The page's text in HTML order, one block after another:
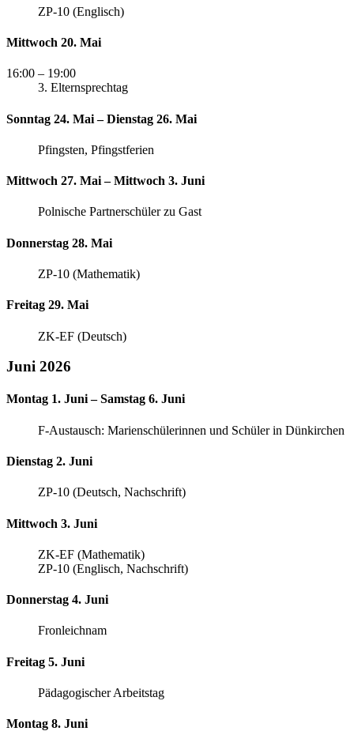
ZP-10 (Englisch)
Mittwoch 20. Mai
16:00 – 19:00
3. Elternsprechtag
Sonntag 24. Mai – Dienstag 26. Mai
Pfingsten, Pfingstferien
Mittwoch 27. Mai – Mittwoch 3. Juni
Polnische Partnerschüler zu Gast
Donnerstag 28. Mai
ZP-10 (Mathematik)
Freitag 29. Mai
ZK-EF (Deutsch)
Juni 2026
Montag 1. Juni – Samstag 6. Juni
F-Austausch: Marienschülerinnen und Schüler in Dünkirchen
Dienstag 2. Juni
ZP-10 (Deutsch, Nachschrift)
Mittwoch 3. Juni
ZK-EF (Mathematik)
ZP-10 (Englisch, Nachschrift)
Donnerstag 4. Juni
Fronleichnam
Freitag 5. Juni
Pädagogischer Arbeitstag
Montag 8. Juni